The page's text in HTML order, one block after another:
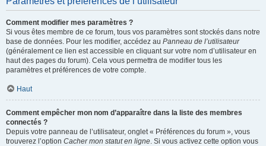
Comment modifier mes paramètres ?
Si vous êtes membre de ce forum, tous vos paramètres sont stockés dans notre
base de données. Pour les modifier, accédez au Panneau de l’utilisateur
(généralement ce lien est accessible en cliquant sur votre nom d’utilisateur en
haut des pages du forum). Cela vous permettra de modifier tous les
paramètres et préférences de votre compte.
Haut
Comment empêcher mon nom d’apparaître dans la liste des membres
connectés ?
Depuis votre panneau de l’utilisateur, onglet « Préférences du forum », vous
trouverez l’option Cacher mon statut en ligne. Si vous activez cette option vous